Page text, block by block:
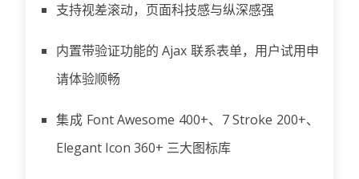
支持视差滚动，页面科技感与纵深感强
内置带验证功能的 Ajax 联系表单，用户试用申
请体验顺畅
集成 Font Awesome 400+、7 Stroke 200+、
Elegant Icon 360+ 三大图标库